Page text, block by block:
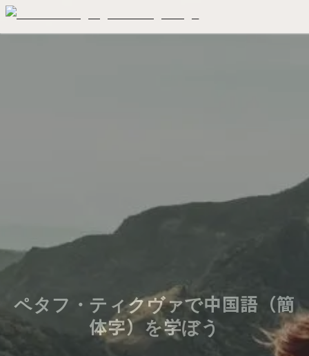
ペタフ・ティクヴァで中国語（簡
体字）を学ぼう